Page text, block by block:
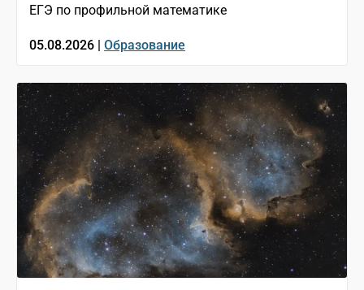
ЕГЭ по профильной математике
05.08.2026 | Образование